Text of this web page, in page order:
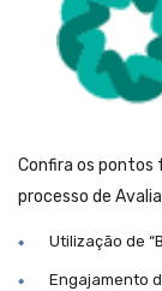
Confira os
processo de
Utilização de
Engajamento